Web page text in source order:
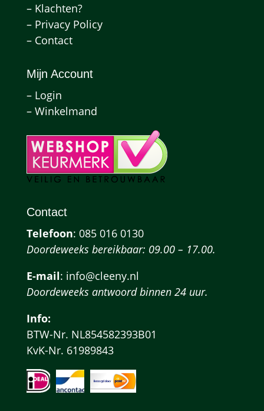
– Klachten?
– Privacy Policy
– Contact
Mijn Account
– Login
– Winkelmand
Contact
Telefoon: 085 016 0130
Doordeweeks bereikbaar: 09.00 – 17.00.
E-mail: info@cleeny.nl
Doordeweeks antwoord binnen 24 uur.
Info:
BTW-Nr. NL854582393B01
KvK-Nr. 61989843